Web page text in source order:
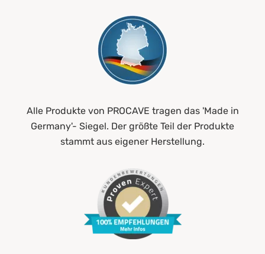
Alle Produkte von PROCAVE tragen das 'Made in
Germany'- Siegel. Der größte Teil der Produkte
stammt aus eigener Herstellung.